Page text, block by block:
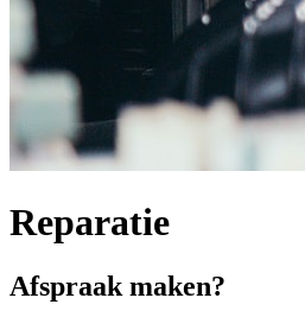
Reparatie
Afspraak maken?